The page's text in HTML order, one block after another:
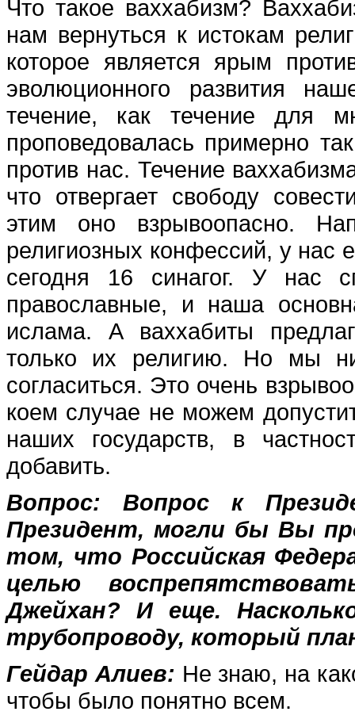
Что такое ваххабизм?
нам вернуться к истокам
которое является ярым
эволюционного развития
течение, как течение для
проповедовалась примерно
против нас. Течение
что отвергает свободу
этим оно взрывоопасно.
религиозных конфессий, у нас
сегодня 16 синагог. У нас
православные, и наша
ислама. А ваххабиты
только их религию. Но мы
согласиться. Это очень
коем случае не можем
наших государств, в
добавить.
Вопрос:
Вопрос к
Президент, могли бы Вы
том, что Российская
целью
Джейхан? И еще.
трубопроводу, который
Гейдар Алиев: Не знаю, на
чтобы было понятно всем.